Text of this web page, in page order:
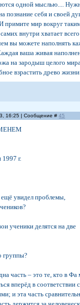
одной мыслью....
познание себя и своей
примите мир вокруг
внутри хватает всего
вы можете наполнять
ваша живая
на зародыш целого
взрастить древо
16:25 | Сообщение #45
г.
увидел проблемы,
ученики делятся на две
группы?
часть – это те, кто в Фа
вперёд в соответствии с
и эта часть